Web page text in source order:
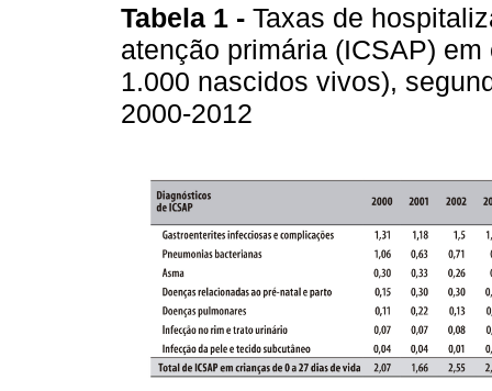
Tabela 1 - Taxas de
atenção primária (ICSAP)
1.000 nascidos vivos),
2000-2012